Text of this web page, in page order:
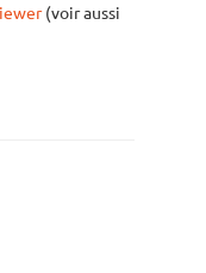
(voir aussi